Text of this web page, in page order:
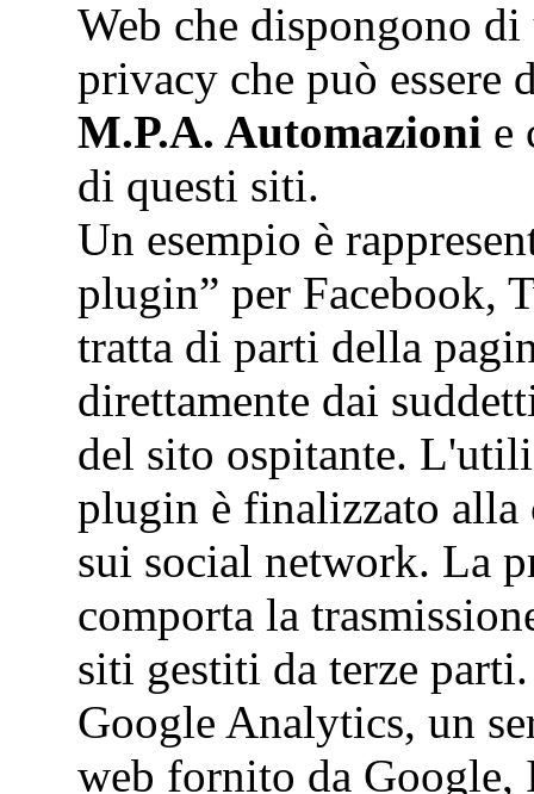
Web che dispongono
privacy che può essere
M.P.A. Automazioni e
di questi siti.
Un esempio è
plugin” per Facebook,
tratta di parti della
direttamente dai
del sito ospitante.
plugin è finalizzato
sui social network. La
comporta la
siti gestiti da terze
Google Analytics, un
web fornito da Google,